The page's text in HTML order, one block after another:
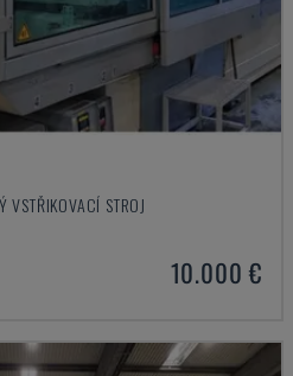
VSTŘIKOVACÍ STROJ
10.000 €